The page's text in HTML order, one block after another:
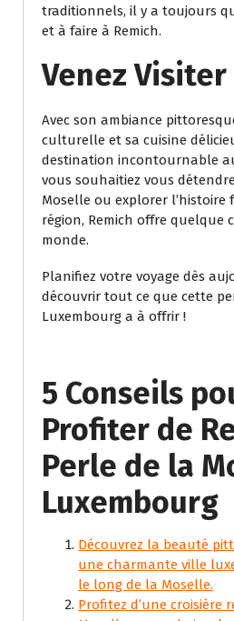
traditionnels, il y a toujours
et à faire à Remich.
Venez Visiter
Avec son ambiance
culturelle et sa cuisine
destination incontournable
vous souhaitiez vous
Moselle ou explorer l’histoire
région, Remich offre quelque
monde.
Planifiez votre voyage dès
découvrir tout ce que cette
Luxembourg a à offrir !
5 Conseils
Profiter de
Perle de la
Luxembourg
Découvrez la beauté
une charmante ville
le long de la Moselle.
Profitez d’une croisière